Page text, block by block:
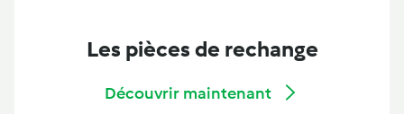
Les pièces de rechange
Découvrir maintenant